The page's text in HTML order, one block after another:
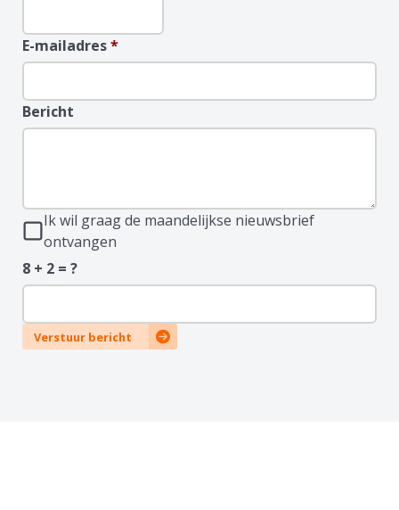
E-mailadres*
Bericht
Ik wil graag de maandelijkse nieuwsbrief
ontvangen
8 + 2 = ?
Verstuur bericht